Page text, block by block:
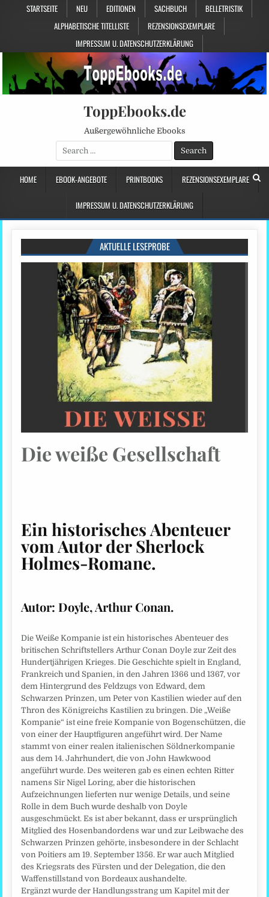
STARTSEITE NEU EDITIONEN SACHBUCH
BELLETRISTIK
ALPHABETISCHE TITELLISTE
REZENSIONSEXEMPLARE
IMPRESSUM U. DATENSCHUTZERKLÄRUNG
ToppEbooks.de
Außergewöhnliche Ebooks
Search
for:
HOME EBOOK-ANGEBOTE PRINTBOOKS REZENSIONSEXEMPLARE
IMPRESSUM U. DATENSCHUTZERKLÄRUNG
AKTUELLE LESEPROBE
Die weiße Gesellschaft
Ein historisches Abenteuer
vom Autor der Sherlock
Holmes-Romane.
Autor: Doyle, Arthur Conan.
Die Weiße Kompanie ist ein historisches Abenteuer des
britischen Schriftstellers Arthur Conan Doyle zur Zeit des
Hundertjährigen Krieges. Die Geschichte spielt in England,
Frankreich und Spanien, in den Jahren 1366 und 1367, vor
dem Hintergrund des Feldzugs von Edward, dem
Schwarzen Prinzen, um Peter von Kastilien wieder auf den
Thron des Königreichs Kastilien zu bringen. Die „Weiße
Kompanie“ ist eine freie Kompanie von Bogenschützen, die
von einer der Hauptfiguren angeführt wird. Der Name
stammt von einer realen italienischen Söldnerkompanie
aus dem 14. Jahrhundert, die von John Hawkwood
angeführt wurde. Des weiteren gab es einen echten Ritter
namens Sir Nigel Loring, aber die historischen
Aufzeichnungen lieferten nur wenige Details, und seine
Rolle in dem Buch wurde deshalb von Doyle
ausgeschmückt. Es ist aber bekannt, dass er ursprünglich
Mitglied des Hosenbandordens war und zur Leibwache des
Schwarzen Prinzen gehörte, insbesondere in der Schlacht
von Poitiers am 19. September 1356. Er war auch Mitglied
des Kriegsrats des Fürsten und der Delegation, die den
Waffenstillstand von Bordeaux aushandelte.
Ergänzt wurde der Handlungsstrang um Kapitel mit der